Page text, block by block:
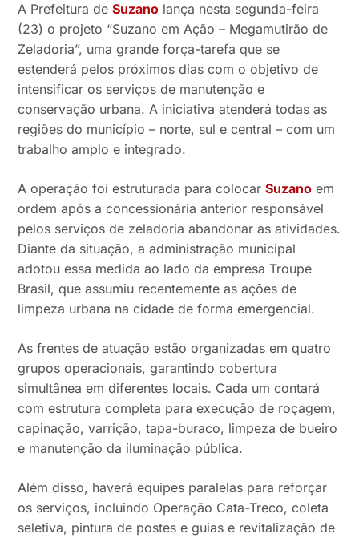
A Prefeitura deSuzano lança nesta segunda-feira
(23) o projeto “Suzano em Ação – Megamutirão de
Zeladoria”, uma grande força-tarefa que se
estenderá pelos próximos dias com o objetivo de
intensificar os serviços de manutenção e
conservação urbana. A iniciativa atenderá todas as
regiões do município – norte, sul e central – com um
trabalho amplo e integrado.
A operação foi estruturada para colocarSuzano em
ordem após a concessionária anterior responsável
pelos serviços de zeladoria abandonar as atividades.
Diante da situação, a administração municipal
adotou essa medida ao lado da empresa Troupe
Brasil, que assumiu recentemente as ações de
limpeza urbana na cidade de forma emergencial.
As frentes de atuação estão organizadas em quatro
grupos operacionais, garantindo cobertura
simultânea em diferentes locais. Cada um contará
com estrutura completa para execução de roçagem,
capinação, varrição, tapa-buraco, limpeza de bueiro
e manutenção da iluminação pública.
Além disso, haverá equipes paralelas para reforçar
os serviços, incluindo Operação Cata-Treco, coleta
seletiva, pintura de postes e guias e revitalização de